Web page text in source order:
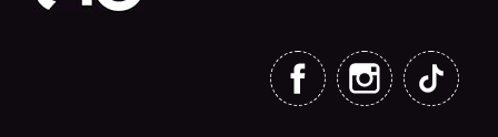
FACEBOOK INSTAGRAM